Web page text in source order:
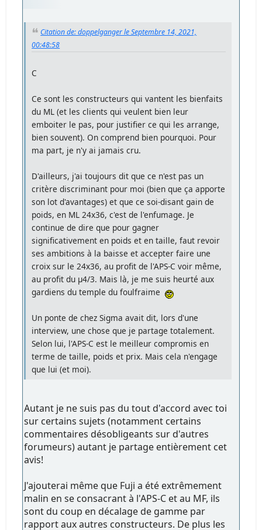
Citation de: doppelganger le Septembre 14, 2021,
00:48:58
C
Ce sont les constructeurs qui vantent les bienfaits
du ML (et les clients qui veulent bien leur
emboiter le pas, pour justifier ce qui les arrange,
bien souvent). On comprend bien pourquoi. Pour
ma part, je n'y ai jamais cru.
D'ailleurs, j'ai toujours dit que ce n'est pas un
critère discriminant pour moi (bien que ça apporte
son lot d'avantages) et que ce soi-disant gain de
poids, en ML 24x36, c'est de l'enfumage. Je
continue de dire que pour gagner
significativement en poids et en taille, faut revoir
ses ambitions à la baisse et accepter faire une
croix sur le 24x36, au profit de l'APS-C voir même,
au profit du µ4/3. Mais là, je me suis heurté aux
gardiens du temple du foulfraime
Un ponte de chez Sigma avait dit, lors d'une
interview, une chose que je partage totalement.
Selon lui, l'APS-C est le meilleur compromis en
terme de taille, poids et prix. Mais cela n'engage
que lui (et moi).
Autant je ne suis pas du tout d'accord avec toi
sur certains sujets (notamment certains
commentaires désobligeants sur d'autres
forumeurs) autant je partage entièrement cet
avis!
J'ajouterai même que Fuji a été extrêmement
malin en se consacrant à l'APS-C et au MF, ils
sont du coup en décalage de gamme par
rapport aux autres constructeurs. De plus les